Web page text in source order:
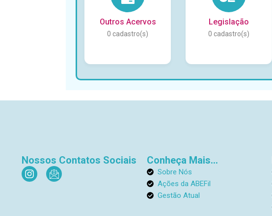
Outros Acervos
0
Legislação
0
Nossos Contatos Sociais
I
n
I
c
Conheça Mais...
Sobre Nós
Ações da ABEFil
Gestão Atual